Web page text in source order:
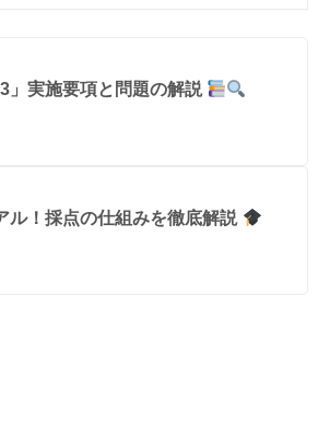
」実施要項と問題の解説
ル！採点の仕組みを徹底解説